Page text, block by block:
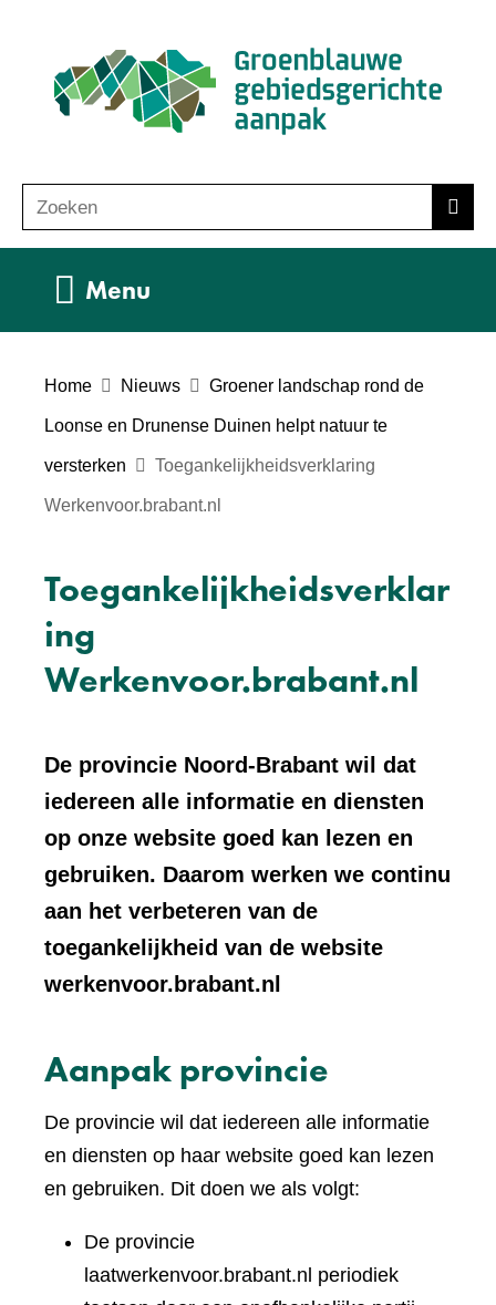
naar
de
inhoud
o
e
Zoeken
Menu
Home Nieuws Groener landschap rond de
Loonse en Drunense Duinen helpt natuur te
versterken Toegankelijkheidsverklaring
Werkenvoor.brabant.nl
Toegankelijkheidsverklar
ing
Werkenvoor.brabant.nl
De provincie Noord-Brabant wil dat
iedereen alle informatie en diensten
op onze website goed kan lezen en
gebruiken. Daarom werken we continu
aan het verbeteren van de
toegankelijkheid van de website
werkenvoor.brabant.nl
Aanpak provincie
De provincie wil dat iedereen alle informatie
en diensten op haar website goed kan lezen
en gebruiken. Dit doen we als volgt:
De provincie
laatwerkenvoor.brabant.nl periodiek